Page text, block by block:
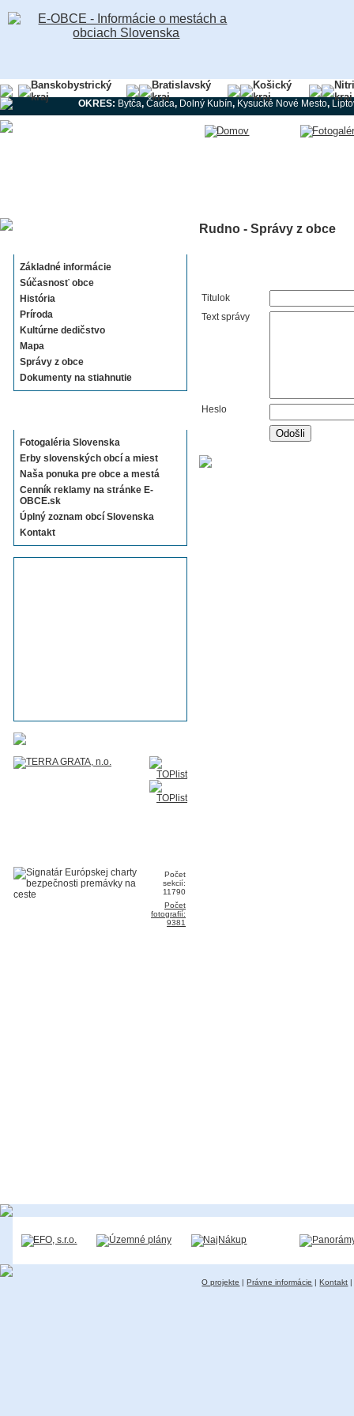
Banskobystrický
kraj
Bratislavský
kraj
Košický
kraj
kraj
OKRES: Bytča, Čadca, Dolný Kubín, Kysucké Nové Mesto,
Základné informácie
Súčasnosť obce
História
Príroda
Kultúrne dedičstvo
Mapa
Správy z obce
Dokumenty na stiahnutie
Fotogaléria Slovenska
Erby slovenských obcí a miest
Naša ponuka pre obce a mestá
Cenník reklamy na stránke E-
OBCE.sk
Úplný zoznam obcí Slovenska
Kontakt
Počet
sekcií:
11790
Počet
fotografií:
9381
Rudno - Správy z obce
Titulok
Text správy
Heslo
O projekte |Právne informácie |Kontakt